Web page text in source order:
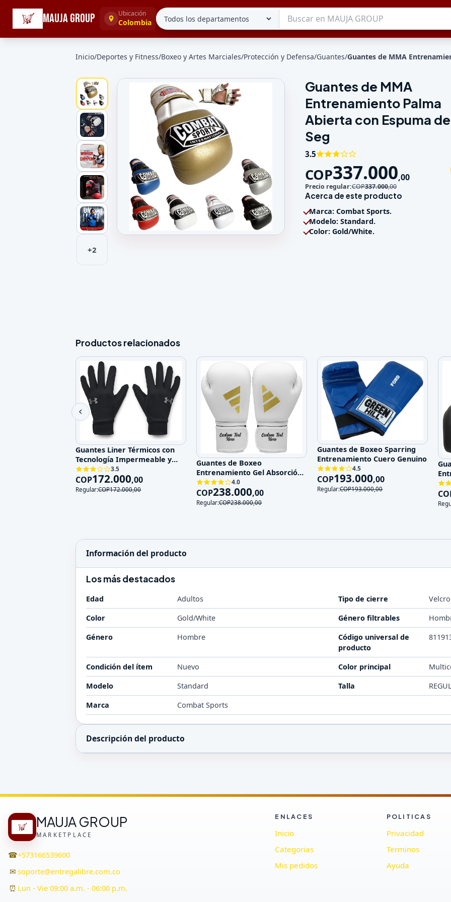
MAUJA GROUP Ubicación
Colombia
Favoritos
☰ Categorías
Inicio/Deportes y Fitness/Boxeo y Artes Marciales/Protección y Defensa/Guantes/Guantes de MMA
+2
Guantes de MMA
Entrenamiento Palma
Abierta con Espuma de
Seg
3.5
COP337.000,00
Precio regular:COP337.000,00
Acerca de este producto
Marca: Combat Sports.
Modelo: Standard.
Color: Gold/White.
Productos relacionados
Guantes Liner Térmicos con
Tecnología Impermeable y
Touch Sc 3.5
COP172.000,00
Regular:COP172.000,00
Guantes de Boxeo
Entrenamiento Gel Absorción
de Impactos
4.0
COP238.000,00
Regular:COP238.000,00
Guantes de Boxeo Sparring
Entrenamiento Cuero Genuino
4.5
COP193.000,00
Regular:COP193.000,00
Información del producto
Los más destacados
Edad Adultos Tipo de cierre
Velcro
Color
Gold/White Género filtrables
Género
Hombre
Código universal de
producto
Condición del ítem Nuevo Color principal
Modelo
Standard Talla
Marca
Combat Sports
Descripción del producto
MAUJA GROUP
MARKETPLACE
☎+573166539600
✉ soporte@entregalibre.com.co
⏰ Lun - Vie 09:00 a.m. - 06:00 p.m.
ENLACES
Inicio
Categorias
Mis pedidos
POLITICAS
Privacidad
Terminos
Ayuda